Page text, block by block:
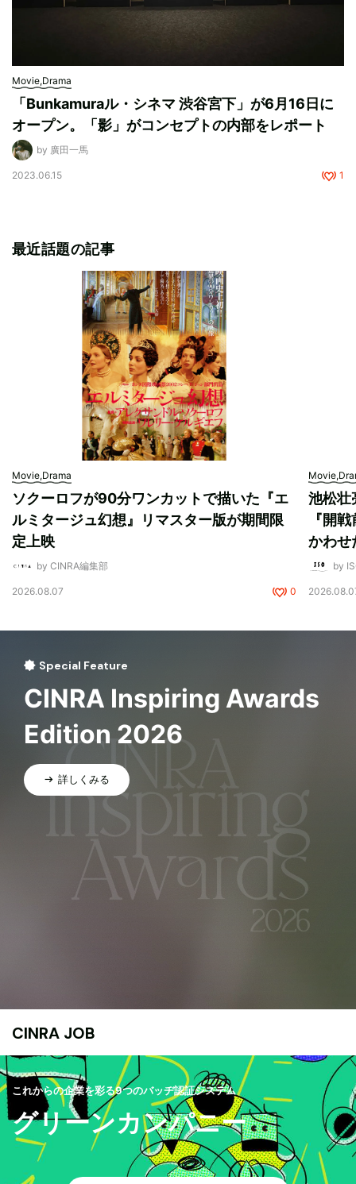
Movie,Drama
「Bunkamuraル・シネマ 渋谷宮下」が6月16日に
オープン。「影」がコンセプトの内部をレポート
by 廣田一馬
2023.06.15 1
最近話題の記事
Movie,Drama
ソクーロフが90分ワンカットで描いた『エ
ルミタージュ幻想』リマスター版が期間限
定上映
by CINRA編集部
2026.08.07 0
池松壮
『開
かわせ
by
Special Feature
CINRA Inspiring Awards
Edition 2026
詳しくみる
CINRA JOB
これからの企業を彩る9つのバッヂ認証システム
グリーンカンパニー